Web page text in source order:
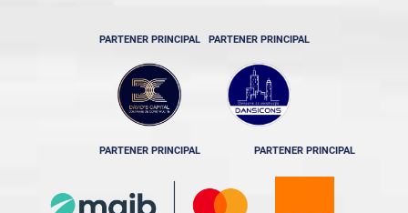
PARTENER PRINCIPAL PARTENER PRINCIPAL
PARTENER PRINCIPAL PARTENER PRINCIPAL